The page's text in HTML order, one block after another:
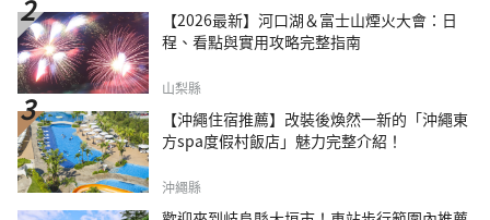
【2026最新】河口湖＆富士山煙火大會：日
程、看點與實用攻略完整指南
山梨縣
【沖繩住宿推薦】改裝後煥然一新的「沖繩東
方spa度假村飯店」魅力完整介紹！
沖繩縣